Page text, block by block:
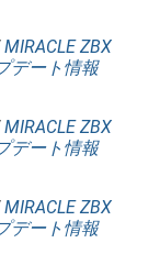
MIRACLE ZBX
デート情報
MIRACLE ZBX
デート情報
MIRACLE ZBX
デート情報